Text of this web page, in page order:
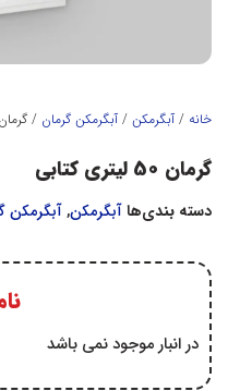
خانه / آبگرمكن / آبگرمكن گرمان / گرمان 50 لیتری کتابی
گرمان 50 لیتری کتابی
دسته بندی‌ها آبگرمكن,آبگرمكن
در انبار موجود نمی باشد